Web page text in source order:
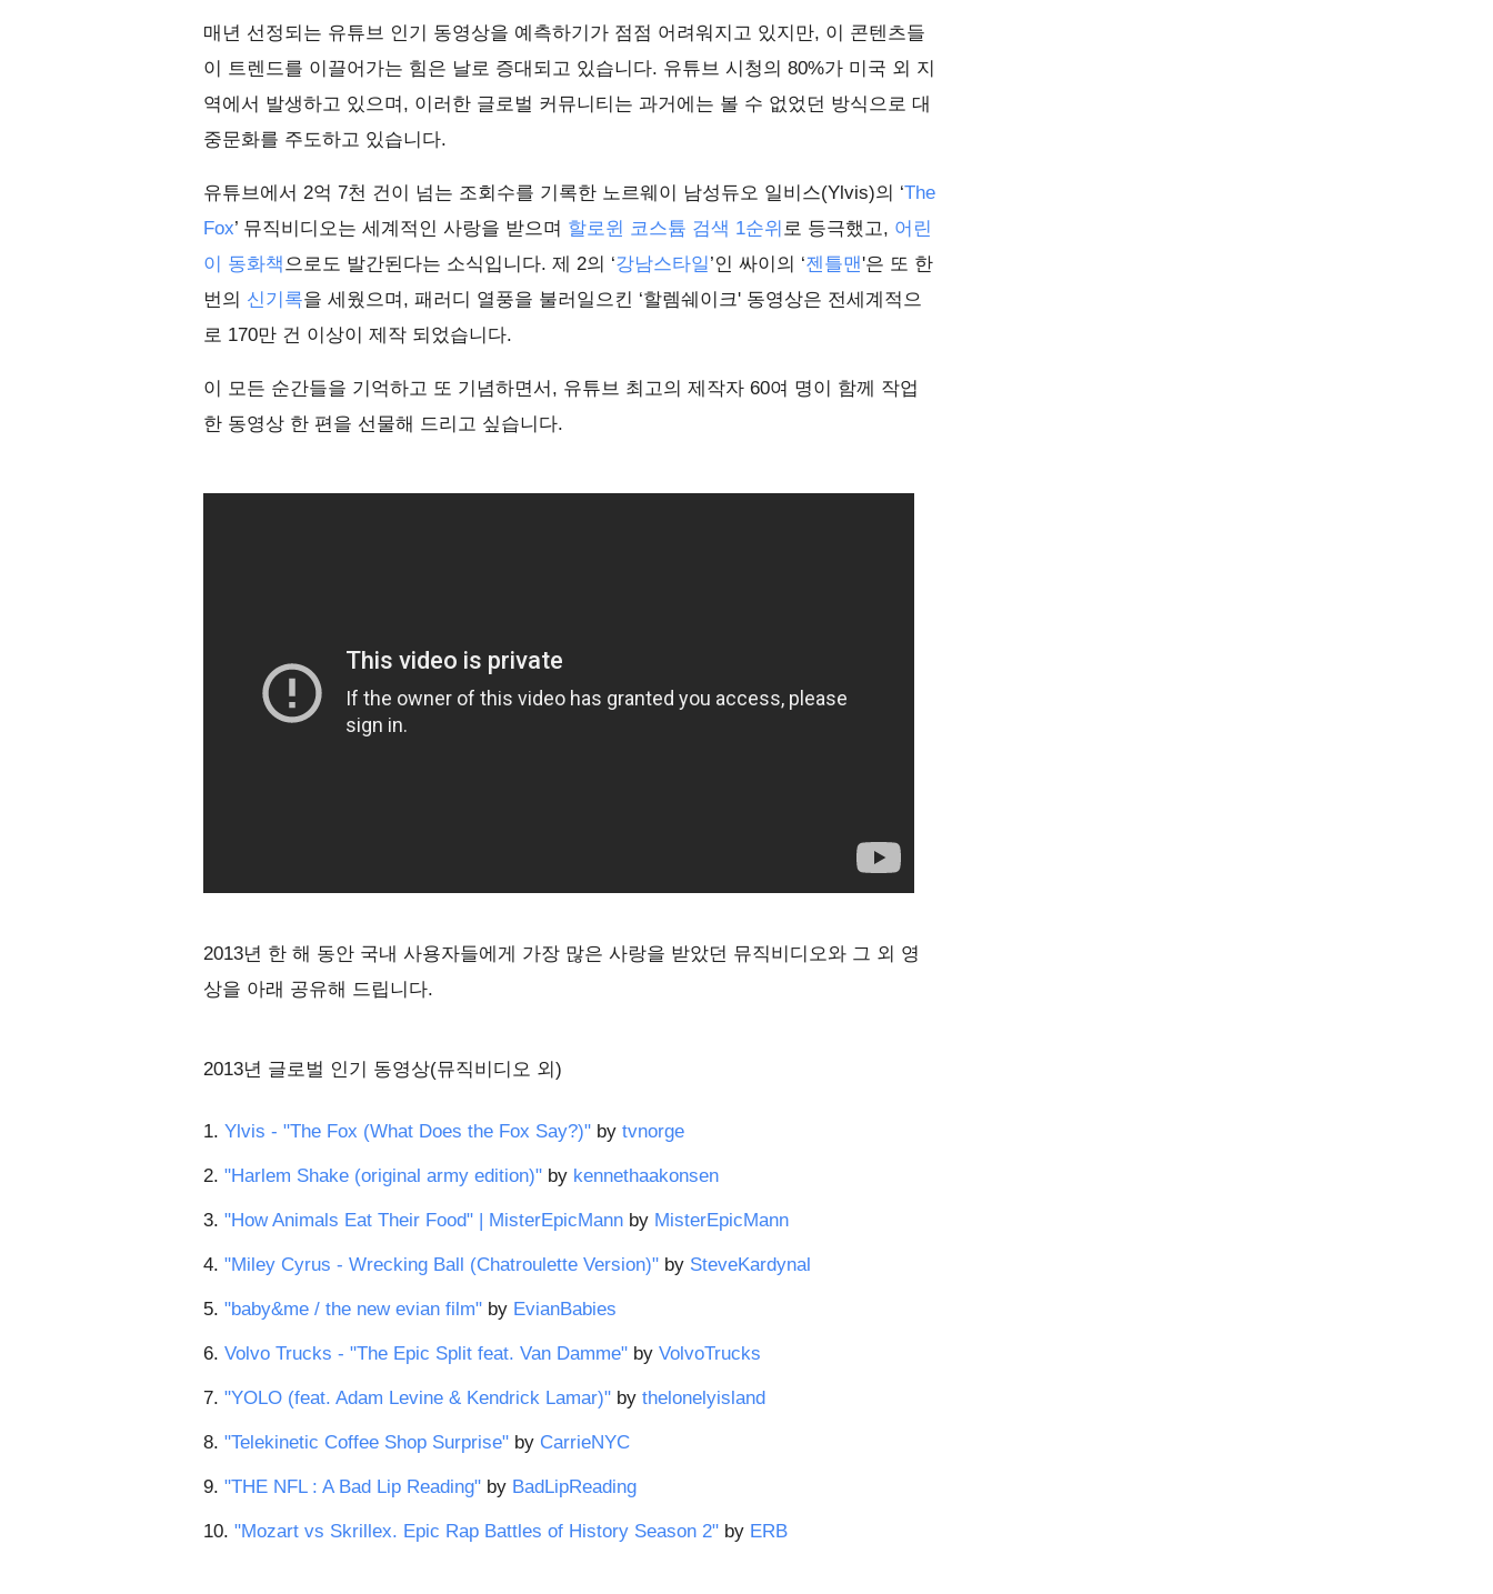
매년 선정되는 유튜브 인기 동영상을 예측하기가 점점 어려워지고 있지만, 이 콘텐츠들
이 트렌드를 이끌어가는 힘은 날로 증대되고 있습니다. 유튜브 시청의 80%가 미국 외 지
역에서 발생하고 있으며, 이러한 글로벌 커뮤니티는 과거에는 볼 수 없었던 방식으로 대
중문화를 주도하고 있습니다.
유튜브에서 2억 7천 건이 넘는 조회수를 기록한 노르웨이 남성듀오 일비스(Ylvis)의 ‘The
Fox’ 뮤직비디오는 세계적인 사랑을 받으며 할로윈 코스튬 검색 1순위 로 등극했고, 어린
이 동화책으로도 발간된다는 소식입니다. 제 2의 ‘강남스타일’인 싸이의 ‘젠틀맨'은 또 한
번의 신기록을 세웠으며, 패러디 열풍을 불러일으킨 ‘할렘쉐이크' 동영상은 전세계적으
로 170만 건 이상이 제작 되었습니다.
이 모든 순간들을 기억하고 또 기념하면서, 유튜브 최고의 제작자 60여 명이 함께 작업
한 동영상 한 편을 선물해 드리고 싶습니다.
2013년 한 해 동안 국내 사용자들에게 가장 많은 사랑을 받았던 뮤직비디오와 그 외 영
상을 아래 공유해 드립니다.
2013년 글로벌 인기 동영상(뮤직비디오 외)
1. Ylvis - "The Fox (What Does the Fox Say?)" by tvnorge
2. "Harlem Shake (original army edition)" by kennethaakonsen
3. "How Animals Eat Their Food" | MisterEpicMann by MisterEpicMann
4. "Miley Cyrus - Wrecking Ball (Chatroulette Version)" by SteveKardynal
5. "baby&me / the new evian film" by EvianBabies
6. Volvo Trucks - "The Epic Split feat. Van Damme" by VolvoTrucks
7. "YOLO (feat. Adam Levine & Kendrick Lamar)" by thelonelyisland
8. "Telekinetic Coffee Shop Surprise" by CarrieNYC
9. "THE NFL : A Bad Lip Reading" by BadLipReading
10. "Mozart vs Skrillex. Epic Rap Battles of History Season 2" by ERB